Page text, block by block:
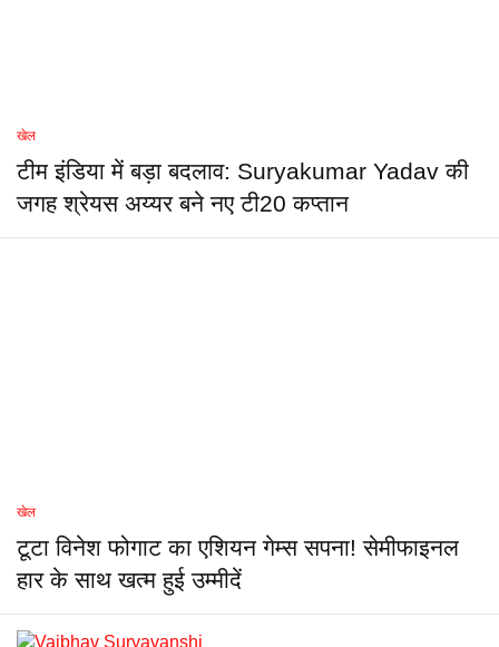
खेल
टीम इंडिया में बड़ा बदलाव: Suryakumar Yadav की
जगह श्रेयस अय्यर बने नए टी20 कप्तान
खेल
टूटा विनेश फोगाट का एशियन गेम्स सपना! सेमीफाइनल
हार के साथ खत्म हुई उम्मीदें